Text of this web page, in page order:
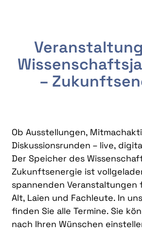
–
Ob Ausstellungen,
Diskussionsrunden – live,
Der Speicher des
Zukunftsenergie ist
spannenden Veranstaltungen
Alt, Laien und Fachleute. In
finden Sie alle Termine. Sie
nach Ihren Wünschen